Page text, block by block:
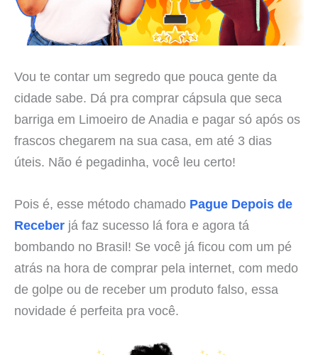
Vou te contar um segredo que pouca gente da
cidade sabe. Dá pra comprar cápsula que seca
barriga em Limoeiro de Anadia e pagar só após os
frascos chegarem na sua casa, em até 3 dias
úteis. Não é pegadinha, você leu certo!
Pois é, esse método chamado Pague Depois de
Receber já faz sucesso lá fora e agora tá
bombando no Brasil! Se você já ficou com um pé
atrás na hora de comprar pela internet, com medo
de golpe ou de receber um produto falso, essa
novidade é perfeita pra você.